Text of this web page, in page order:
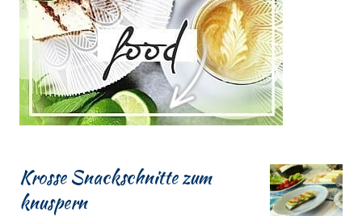
Krosse Snackschnitte zum
knuspern